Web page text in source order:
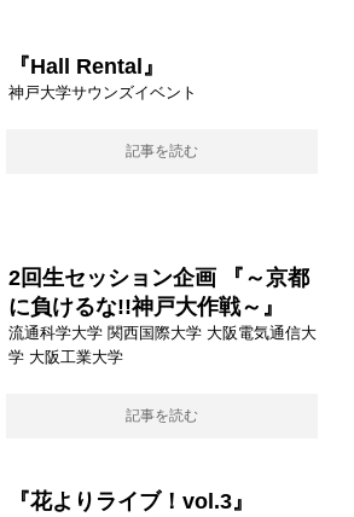
『Hall Rental』
神戸大学サウンズイベント
記事を読む
2回生セッション企画 『～京都
に負けるな!!神戸大作戦～』
流通科学大学 関西国際大学 大阪電気通信大
学 大阪工業大学
記事を読む
『花よりライブ！vol.3』